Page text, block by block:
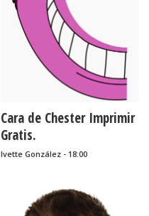
Cara de Chester Imprimir
Gratis.
Ivette González - 18:00